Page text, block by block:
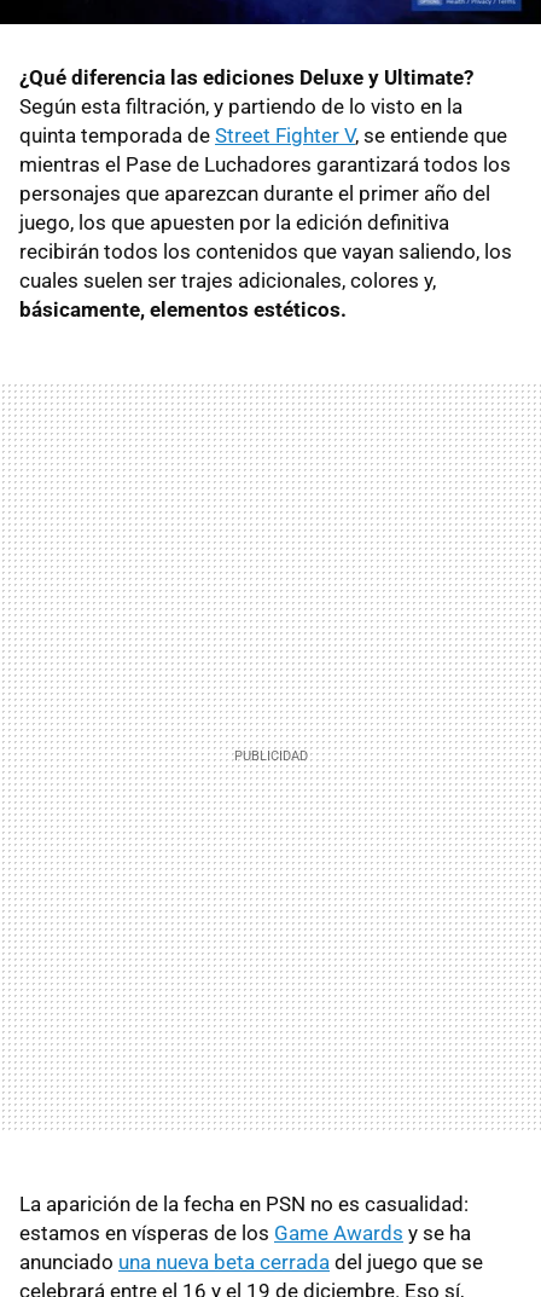
¿Qué diferencia las ediciones Deluxe y Ultimate?
Según esta filtración, y partiendo de lo visto en la
quinta temporada de Street Fighter V, se entiende que
mientras el Pase de Luchadores garantizará todos los
personajes que aparezcan durante el primer año del
juego, los que apuesten por la edición definitiva
recibirán todos los contenidos que vayan saliendo, los
cuales suelen ser trajes adicionales, colores y,
básicamente, elementos estéticos.
La aparición de la fecha en PSN no es casualidad:
estamos en vísperas de los Game Awards y se ha
anunciado una nueva beta cerrada del juego que se
celebrará entre el 16 y el 19 de diciembre. Eso sí,